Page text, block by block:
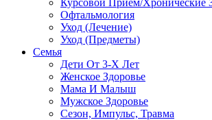
Курсовой Прием/Хронические
Офтальмология
Уход (Лечение)
Уход (Предметы)
Семья
Дети От 3-Х Лет
Женское Здоровье
Мама И Малыш
Мужское Здоровье
Сезон, Импульс, Травма